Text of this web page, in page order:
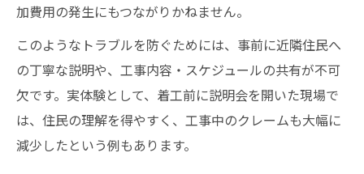
加費用の発生にもつながりかねません。
このようなトラブルを防ぐためには、事前に近隣住民へ
の丁寧な説明や、工事内容・スケジュールの共有が不可
欠です。実体験として、着工前に説明会を開いた現場で
は、住民の理解を得やすく、工事中のクレームも大幅に
減少したという例もあります。